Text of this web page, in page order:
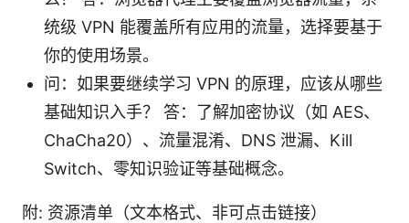
统级 VPN 能覆盖所有应用的流量，选择要基于
你的使用场景。
问：如果要继续学习 VPN 的原理，应该从哪些
基础知识入手？ 答：了解加密协议（如 AES、
ChaCha20）、流量混淆、DNS 泄漏、Kill
Switch、零知识验证等基础概念。
附: 资源清单（文本格式、非可点击链接）